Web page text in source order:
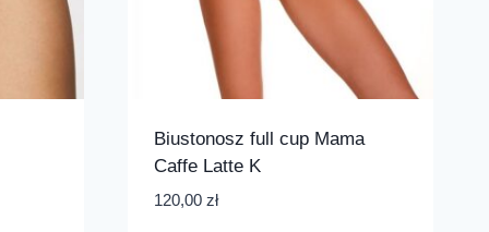
Biustonosz full cup Mama
Caffe Latte K
120,00 zł